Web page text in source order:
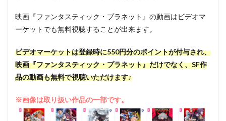
映画『ファンタスティック・プラネット』の動画はビデオマ
ーケットでも無料視聴することが出来ます。
ビデオマーケットは登録時に550円分のポイントが付与され、
映画『ファンタスティック・プラネット』だけでなく、SF作
品の動画も無料で視聴いただけます♪
※画像は取り扱い作品の一部です。